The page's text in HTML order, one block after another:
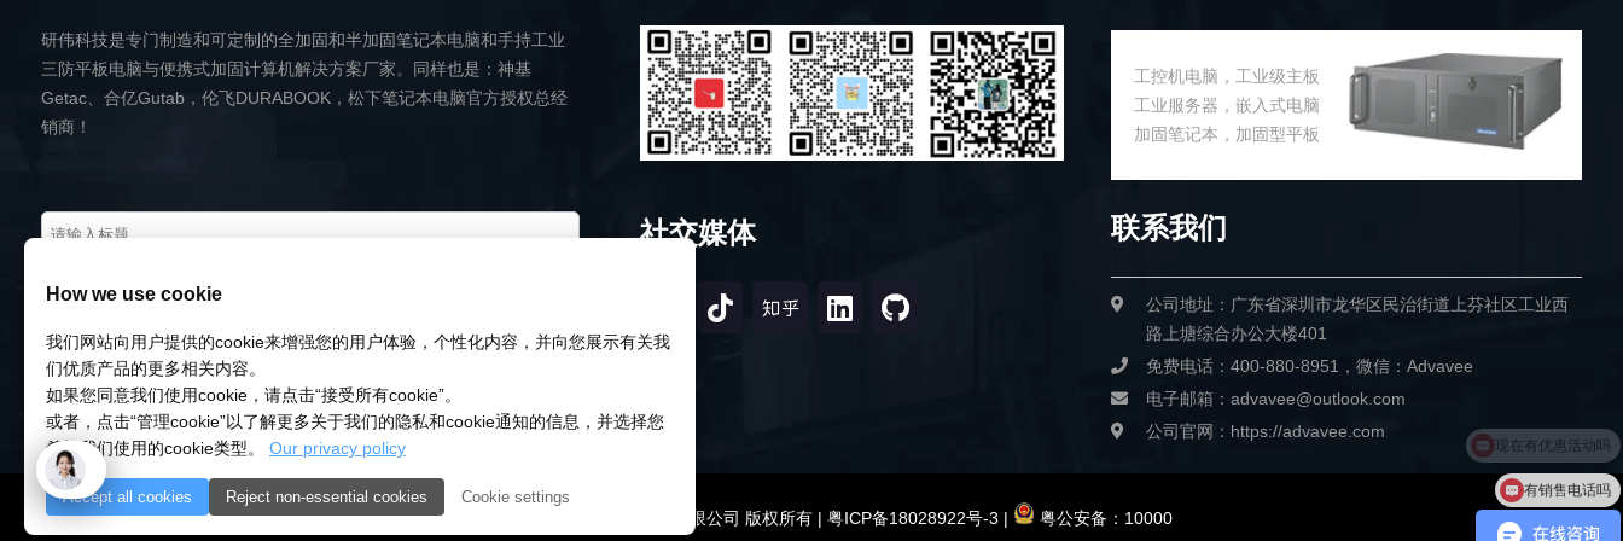
研伟科技是专门制造和可定制的全加固和半加固笔记本电脑和手持工业
三防平板电脑与便携式加固计算机解决方案厂家。同样也是：神基
Getac、合亿Gutab，伦飞DURABOOK，松下笔记本电脑官方授权总经
销商！
社交媒体
工控机电脑，工业级主板
工业服务器，嵌入式电脑
加固笔记本，加固型平板
联系我们
公司地址：广东省深圳市龙华区民治街道上芬社区工业西
路上塘综合办公大楼401
免费电话：400-880-8951，微信：Advavee
电子邮箱：advavee@outlook.com
公司官网：https://advavee.com
© 2018-2026 深圳市研伟科技有限公司 版权所有 | 粤ICP备18028922号-3 | 粤公安备：10000
How we use cookie
我们网站向用户提供的cookie来增强您的用户体验，个性化内容，并向您展示有关我
们优质产品的更多相关内容。
如果您同意我们使用cookie，请点击“接受所有cookie”。
或者，点击“管理cookie”以了解更多关于我们的隐私和cookie通知的信息，并选择您
希望我们使用的cookie类型。 Our privacy policy
Accept all cookies Reject non-essential cookies Cookie settings
有销售电话吗